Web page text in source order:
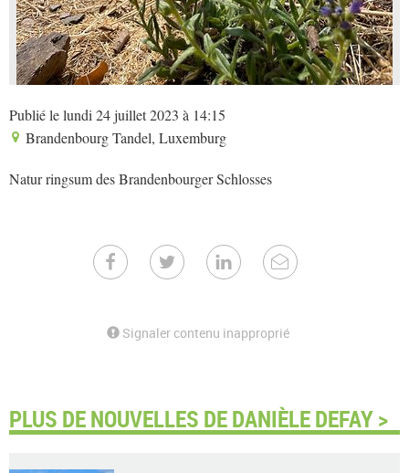
Publié le lundi 24 juillet 2023 à 14:15
Brandenbourg Tandel, Luxemburg
Natur ringsum des Brandenbourger Schlosses
Signaler contenu inapproprié
PLUS DE NOUVELLES DE DANIÈLE DEFAY >